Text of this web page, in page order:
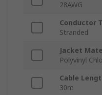
28AWG
Conductor
Stranded
Jacket
Polyvinyl
Cable
30m